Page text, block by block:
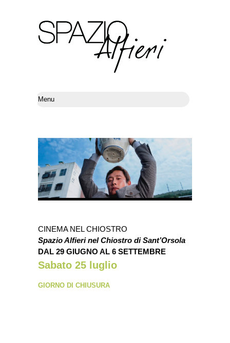
CINEMA NEL CHIOSTRO
Spazio Alfieri nel Chiostro di Sant’Orsola
DAL 29 GIUGNO AL 6 SETTEMBRE
Sabato 25 luglio
GIORNO DI CHIUSURA